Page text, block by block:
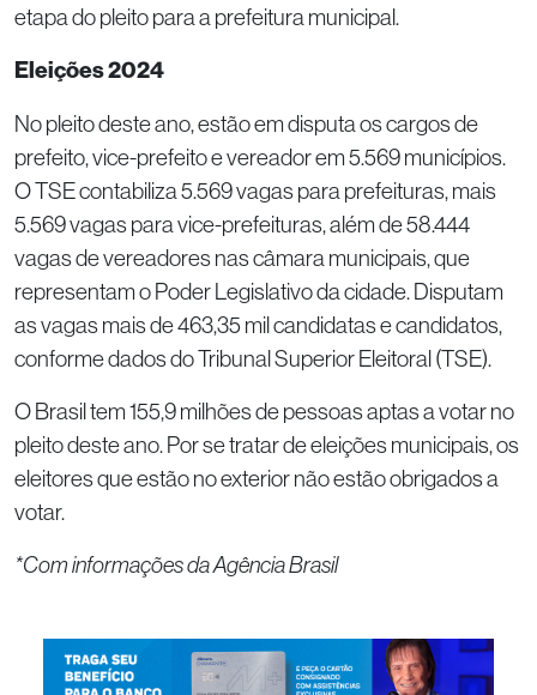
etapa do pleito para a prefeitura municipal.
Eleições 2024
No pleito deste ano, estão em disputa os cargos de
prefeito, vice-prefeito e vereador em 5.569 municípios.
O TSE contabiliza 5.569 vagas para prefeituras, mais
5.569 vagas para vice-prefeituras, além de 58.444
vagas de vereadores nas câmara municipais, que
representam o Poder Legislativo da cidade. Disputam
as vagas mais de 463,35 mil candidatas e candidatos,
conforme dados do Tribunal Superior Eleitoral (TSE).
O Brasil tem 155,9 milhões de pessoas aptas a votar no
pleito deste ano. Por se tratar de eleições municipais, os
eleitores que estão no exterior não estão obrigados a
votar.
*Com informações da Agência Brasil